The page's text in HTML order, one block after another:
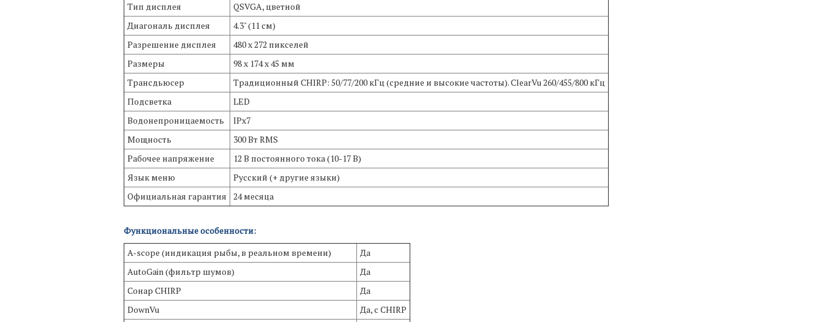
Тип дисплея
QSVGA, цветной
Диагональ дисплея
4.3" (11 см)
Разрешение дисплея
480 x 272 пикселей
Размеры
98 х 174 х 45 мм
Трансдьюсер
Традиционный CHIRP: 50/77/200 кГц (средние и высокие частоты). ClearVu 260/455/800 кГц
Подсветка
LED
Водонепроницаемость
IPx7
Мощность
300 Вт RMS
Рабочее напряжение
12 В постоянного тока (10-17 В)
Язык меню
Русский (+ другие языки)
Официальная гарантия
24 месяца
Функциональные особенности:
A-scope (индикация рыбы, в реальном времени)
Да
AutoGain (фильтр шумов)
Да
Сонар CHIRP
Да
DownVu
Да, с CHIRP